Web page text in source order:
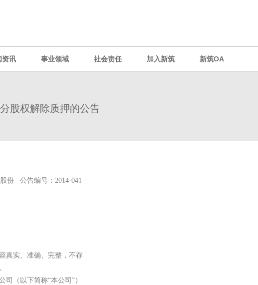
资讯 事业领域 社会责任 加入新筑 新筑OA
股权解除质押的公告
股份 公告编号：2014-041
公司
除质押的告
告内容真实、准确、完整，不存
遗漏。
有限公司（以下简称“本公司”）